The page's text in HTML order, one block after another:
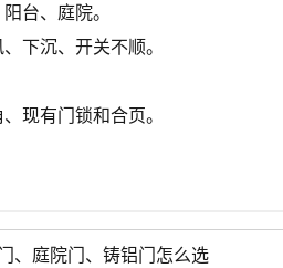
台、庭院。
下沉、开关不顺。
现有门锁和合页。
、庭院门、铸铝门怎么选